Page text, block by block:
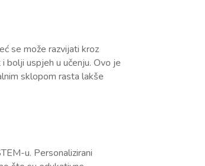
se može razvijati kroz
bolji uspjeh u učenju. Ovo je
sklopom rasta lakše
u. Personalizirani